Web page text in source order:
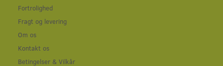
Fortrolighed
Fragt og levering
Om os
Kontakt os
Betingelser & Vilkår